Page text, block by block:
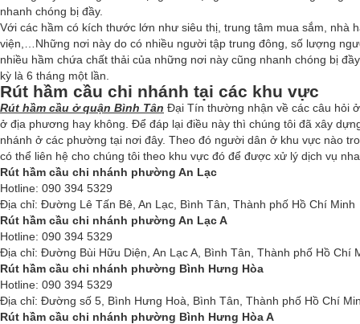
nhanh chóng bị đầy.
Với các hầm có kích thước lớn như siêu thị, trung tâm mua sắm, nhà
viện,…Những nơi này do có nhiều người tập trung đông, số lượng
nhiều hầm chứa chất thải của những nơi này cũng nhanh chóng bị
kỳ là 6 tháng một lần.
Rút hầm cầu chi nhánh tại các khu vực
Rút hầm cầu ở quận Bình Tân Đại Tín thường nhận về các câu hỏi
ở địa phương hay không. Để đáp lại điều này thì chúng tôi đã xây
nhánh ở các phường tại nơi đây. Theo đó người dân ở khu vực nào
có thể liên hệ cho chúng tôi theo khu vực đó để được xử lý dịch vụ
Rút hầm cầu chi nhánh phường An Lạc
Hotline: 090 394 5329
Địa chỉ: Đường Lê Tấn Bê, An Lạc, Bình Tân, Thành phố Hồ Chí Minh
Rút hầm cầu chi nhánh phường An Lạc A
Hotline: 090 394 5329
Địa chỉ: Đường Bùi Hữu Diện, An Lạc A, Bình Tân, Thành phố Hồ Chí
Rút hầm cầu chi nhánh phường Bình Hưng Hòa
Hotline: 090 394 5329
Địa chỉ: Đường số 5, Bình Hưng Hoà, Bình Tân, Thành phố Hồ Chí
Rút hầm cầu chi nhánh phường Bình Hưng Hòa A